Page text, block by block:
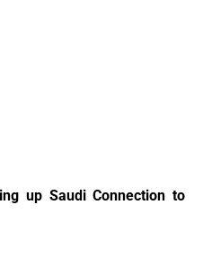
up Saudi Connection to